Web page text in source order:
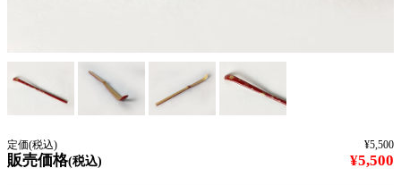
定価(税込) ¥5,500
販売価格(税込) ¥5,500